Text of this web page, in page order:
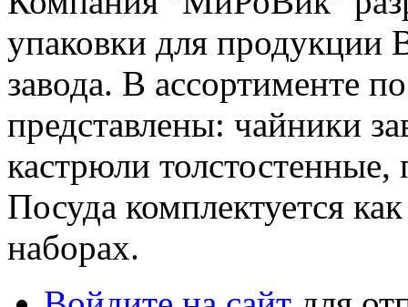
упаковки для продукции
завода. В ассортименте
представлены: чайники
кастрюли
Посуда комплектуется
наборах.